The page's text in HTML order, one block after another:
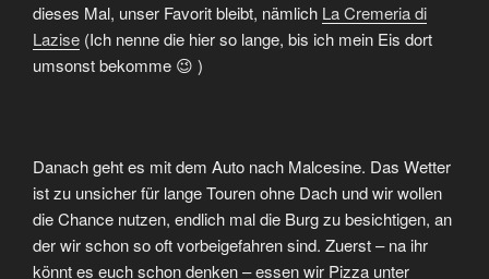
dieses Mal, unser Favorit bleibt, nämlich La Cremeria di
Lazise (Ich nenne die hier so lange, bis ich mein Eis dort
umsonst bekomme 😉 )
Danach geht es mit dem Auto nach Malcesine. Das Wetter
ist zu unsicher für lange Touren ohne Dach und wir wollen
die Chance nutzen, endlich mal die Burg zu besichtigen, an
der wir schon so oft vorbeigefahren sind. Zuerst – na ihr
könnt es euch schon denken – essen wir Pizza unter